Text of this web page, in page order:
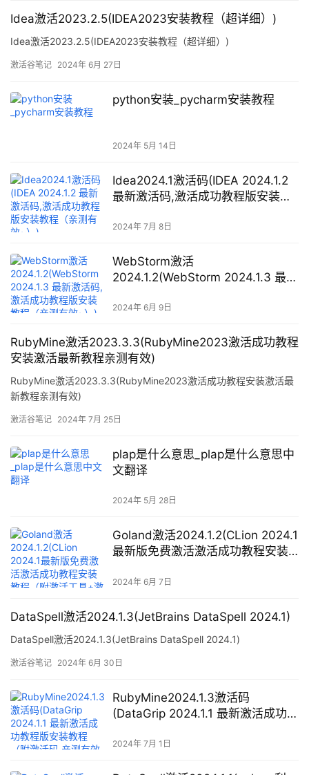
Idea激活2023.2.5(IDEA2023安装教程（超详细）)
Idea激活2023.2.5(IDEA2023安装教程（超详细）)
激活谷笔记 2024年 6月 27日
python安装_pycharm安装教程
2024年 5月 14日
Idea2024.1激活码(IDEA 2024.1.2
最新激活码,激活成功教程版安装教
2024年 7月 8日
WebStorm激活
2024.1.2(WebStorm 2024.1.3 最新
（亲测有效~）)
2024年 6月 9日
RubyMine激活2023.3.3(RubyMine2023激活成功教程
安装激活最新教程亲测有效)
RubyMine激活2023.3.3(RubyMine2023激活成功教程安装激活最
新教程亲测有效)
激活谷笔记 2024年 7月 25日
plap是什么意思_plap是什么意思中
文翻译
2024年 5月 28日
Goland激活2024.1.2(CLion 2024.1
最新版免费激活激活成功教程安装
更新永久维护)
2024年 6月 7日
DataSpell激活2024.1.3(JetBrains DataSpell 2024.1)
DataSpell激活2024.1.3(JetBrains DataSpell 2024.1)
激活谷笔记 2024年 6月 30日
RubyMine2024.1.3激活码
(DataGrip 2024.1.1 最新激活成功教
~）)
2024年 7月 1日